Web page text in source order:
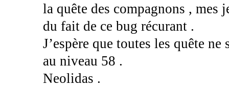
la quête des compagnons , mes
du fait de ce bug récurant .
J’espère que toutes les quête
au niveau 58 .
Neolidas .